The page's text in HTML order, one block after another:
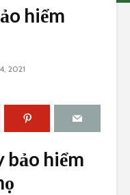
hiểm
2021
bảo hiểm